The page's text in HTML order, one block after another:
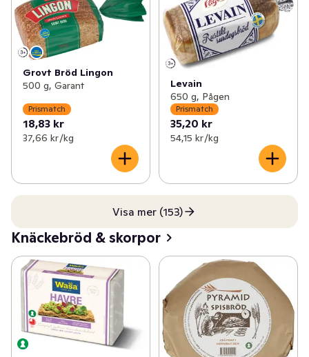
Grovt Bröd Lingon
500 g, Garant
Prismatch
18,83 kr
37,66 kr /kg
Levain
650 g, Pågen
Prismatch
35,20 kr
54,15 kr /kg
Visa mer (153)
Knäckebröd & skorpor